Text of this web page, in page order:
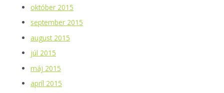
október 2015
september 2015
august 2015
júl 2015
máj 2015
apríl 2015